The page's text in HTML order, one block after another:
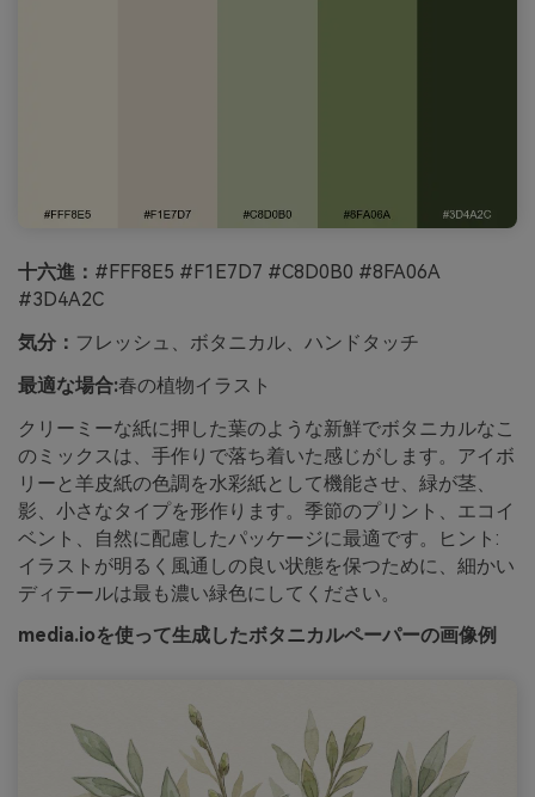
十六進： #FFF8E5 #F1E7D7 #C8D0B0 #8FA06A
#3D4A2C
気分： フレッシュ、ボタニカル、ハンドタッチ
最適な場合:春の植物イラスト
クリーミーな紙に押した葉のような新鮮でボタニカルなこ
のミックスは、手作りで落ち着いた感じがします。アイボ
リーと羊皮紙の色調を水彩紙として機能させ、緑が茎、
影、小さなタイプを形作ります。季節のプリント、エコイ
ベント、自然に配慮したパッケージに最適です。ヒント:
イラストが明るく風通しの良い状態を保つために、細かい
ディテールは最も濃い緑色にしてください。
media.ioを使って生成したボタニカルペーパーの画像例